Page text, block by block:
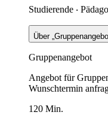
Studierende ‧
Über
Gruppenangebot
Angebot für
Wunschtermin
120 Min.